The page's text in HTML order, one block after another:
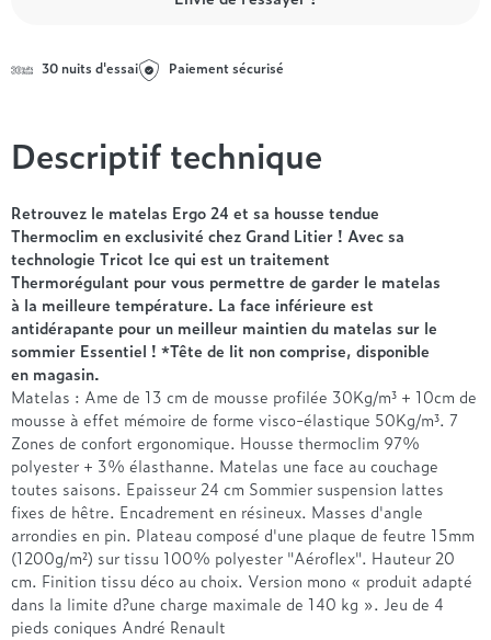
Entre 1000 et 1500€
Nos matelas par marque
André Renault
Beautyrest Luxury
Epeda
Ergotherm
Grand Litier
Hotel & Lodge
Simmons
Styldecor
Technilat
Tempur
Treca
Nos sommiers par prix
+ de 1000€
30 nuits d'essai Paiement sécurisé
Descriptif technique
Retrouvez le matelas Ergo 24 et sa housse tendue
Thermoclim en exclusivité chez Grand Litier ! Avec sa
technologie Tricot Ice qui est un traitement
Thermorégulant pour vous permettre de garder le matelas
à la meilleure température. La face inférieure est
antidérapante pour un meilleur maintien du matelas sur le
sommier Essentiel ! *Tête de lit non comprise, disponible
en magasin.
Matelas : Ame de 13 cm de mousse profilée 30Kg/m³ + 10cm de
mousse à effet mémoire de forme visco-élastique 50Kg/m³. 7
Zones de confort ergonomique. Housse thermoclim 97%
polyester + 3% élasthanne. Matelas une face au couchage
toutes saisons. Epaisseur 24 cm Sommier suspension lattes
fixes de hêtre. Encadrement en résineux. Masses d'angle
arrondies en pin. Plateau composé d'une plaque de feutre 15mm
(1200g/m²) sur tissu 100% polyester "Aéroflex". Hauteur 20
cm. Finition tissu déco au choix. Version mono « produit adapté
dans la limite d?une charge maximale de 140 kg ». Jeu de 4
pieds coniques André Renault